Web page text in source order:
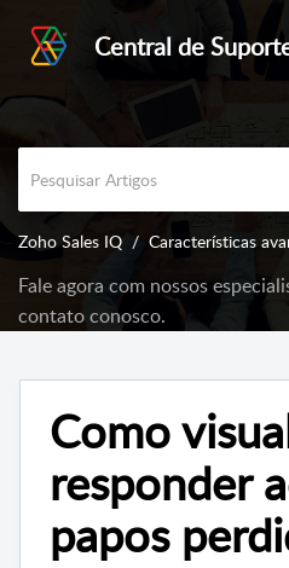
Central de
Zoho Sales IQ Características
Fale agora com nossos
contato conosco.
Como
responder
papos